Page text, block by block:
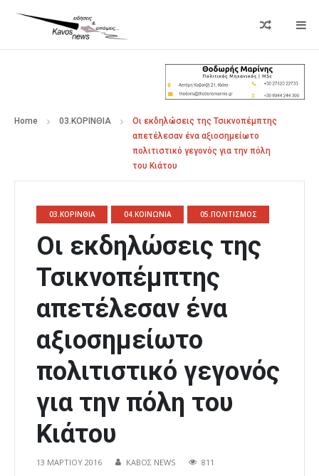
Home 03.ΚΟΡΙΝΘΙΑ
Οι εκδηλώσεις της Τσικνοπέμπτης
απετέλεσαν ένα αξιοσημείωτο
πολιτιστικό γεγονός για την πόλη
του Κιάτου
03.ΚΟΡΙΝΘΙΑ 04.ΚΟΙΝΩΝΙΑ 05.ΠΟΛΙΤΙΣΜΟΣ
Οι εκδηλώσεις της
Τσικνοπέμπτης
απετέλεσαν ένα
αξιοσημείωτο
πολιτιστικό γεγονός
για την πόλη του
Κιάτου
13 ΜΑΡΤΊΟΥ 2016 ΚΑΒΟΣ NEWS 811